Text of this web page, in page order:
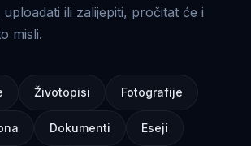
ili zalijepiti, pročitat će i
misli.
Životopisi Fotografije
Dokumenti Eseji